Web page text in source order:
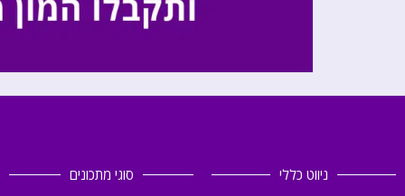
ניווט כללי סוגי מתכונים